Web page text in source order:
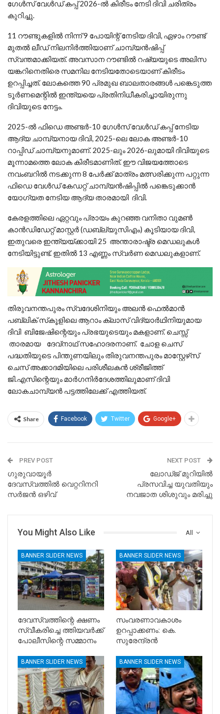
ഗേള്‍സ് വേള്‍ഡ് കപ്പ് 2026-ല്‍ കിരീടം നേടി ദിവി ചരിത്രം
കുറിച്ചു.
11 റൗണ്ടുകളില്‍ നിന്ന് 9 പോയിന്റ് നേടിയ ദിവി, ഏഴാം റൗണ്ട്
മുതല്‍ ലീഡ് നിലനിര്‍ത്തിയാണ് ചാമ്പ്യന്‍ഷിപ്പ്
സ്വന്തമാക്കിയത്. അവസാന റൗണ്ടില്‍ റഷ്യയുടെ അലിസ
യങ്കറിനെതിരെ സമനില നേടിയതോടെയാണ് കിരീടം
ഉറപ്പിച്ചത്. ലോകത്തെ 90 പ്രമുഖ ബാലതാരങ്ങള്‍ പങ്കെടുത്ത
ടൂര്‍ണമെന്റില്‍ ഇന്ത്യയെ പ്രതിനിധീകരിച്ചായിരുന്നു
ദിവിയുടെ നേട്ടം.
2025-ല്‍ ഫിഡെ അണ്ടര്‍-10 ഗേള്‍സ് വേള്‍ഡ് കപ്പ് നേടിയ
ആദ്യ ചാമ്പ്യനായ ദിവി, 2025-ലെ ലോക അണ്ടര്‍-10
റാപ്പിഡ് ചാമ്പ്യനുമാണ്. 2025-ലും 2026-ലുമായി ദിവിയുടെ
മൂന്നാമത്തെ ലോക കിരീടമാണിത്. ഈ വിജയത്തോടെ
നവംബറില്‍ നടക്കുന്ന 8 പേര്‍ക്ക് മാത്രം മത്സരിക്കുന്ന പറ്റുന്ന
ഫിഡെ വേള്‍ഡ് കേഡറ്റ് ചാമ്പ്യന്‍ഷിപ്പിൽ പങ്കെടുക്കാന്‍
യോഗ്യത നേടിയ ആദ്യ താരമായി ദിവി.
കേരളത്തിലെ ഏറ്റവും പ്രായം കുറഞ്ഞ വനിതാ വുമണ്‍
കാന്‍ഡിഡേറ്റ് മാസ്റ്റര്‍ (ഡബ്ല്യുസിഎം) കൂടിയായ ദിവി,
ഇതുവരെ ഇന്ത്യയ്ക്കായി 25 അന്താരാഷ്ട്ര മെഡലുകള്‍
നേടിയിട്ടുണ്ട്. ഇതില്‍ 13 എണ്ണം സ്വര്‍ണ മെഡലുകളാണ്.
തിരുവനന്തപുരം സ്വദേശിനിയും അലന്‍ ഫെല്‍മാന്‍
പബ്ലിക് സ്‌കൂളിലെ ആറാം ക്ലാസ് വിദ്യാര്‍ഥിനിയുമായ
ദിവി ബിജേഷിന്റെയും പ്രഭയുടെയും മകളാണ്. ചെസ്സ്
താരമായ ദേവ്നാഥ് സഹോദരനാണ്. ചോള ചെസ്
പദ്ധതിയുടെ പിന്തുണയിലും തിരുവനന്തപുരം മാസ്റ്റേഴ്‌സ്
ചെസ് അക്കാദമിയിലെ പരിശീലകന്‍ ശ്രീജിത്ത്
ജി.എസിന്റെയും മാര്‍ഗനിര്‍ദേശത്തിലുമാണ് ദിവി
ലോകചാമ്പ്യന്‍ പട്ടത്തിലേക്ക് എത്തിയത്.
Share Facebook Twitter Google+
PREV POST
ഗുരുവായൂർ
ദേവസ്വത്തിൽ വെറ്ററിനറി
സർജൻ ഒഴിവ്
NEXT POST
ലോഡ്ജ് മുറിയിൽ
പ്രസവിച്ച യുവതിയും
നവജാത ശിശുവും മരിച്ചു
All
You Might Also Like
BANNER SLIDER NEWS
ദേവസ്വത്തിന്റെ ക്ഷണം
സ്വീകരിച്ചെ ത്തിയവർക്ക്
പോലീസിന്റെ സമ്മാനം
BANNER SLIDER NEWS
സംവരണാവകാശം
ഉറപ്പാക്കണം: കെ.
സുരേന്ദ്രൻ
BANNER SLIDER NEWS BANNER SLIDER NEWS